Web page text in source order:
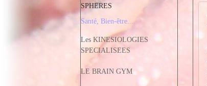
SPHERES
Santé, Bien-être...
Les KINESIOLOGIES
SPECIALISEES
LE BRAIN GYM